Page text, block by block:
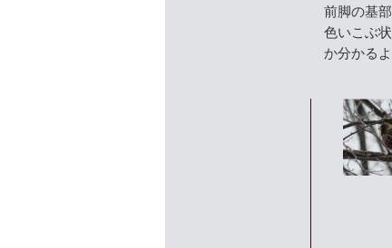
前脚の基
色いこぶ
か分かる